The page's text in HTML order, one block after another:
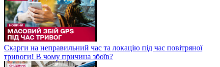
Скарги на неправильний час та локацію під час повітряної
тривоги! В чому причина збоїв?